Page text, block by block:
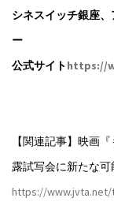
シネスイッチ銀座
ー
公式サイトhttps://
【関連記事】映画
露試写会に新たな可
https://